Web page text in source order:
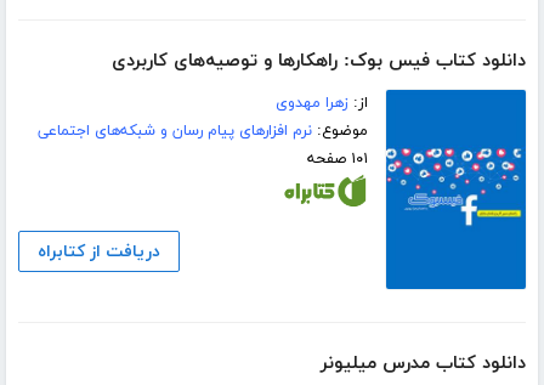
دانلود کتاب فیس بوک: راهکارها و توصیه‌های کاربردی
از:زهرا مهدوی
موضوع:نرم افزارهای پیام رسان و شبکه‌های اجتماعی
۱۰۱ صفحه
دریافت از کتابراه
دانلود کتاب مدرس میلیونر